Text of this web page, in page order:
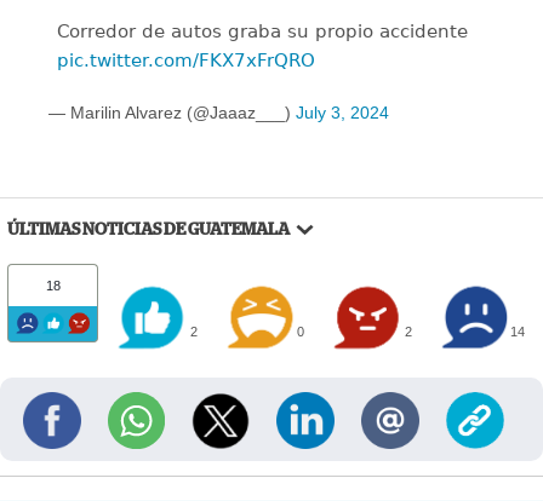
Corredor de autos graba su propio accidente
pic.twitter.com/FKX7xFrQRO
— Marilin Alvarez (@Jaaaz___) July 3, 2024
ÚLTIMAS NOTICIAS DE GUATEMALA
18
2 0 2 14